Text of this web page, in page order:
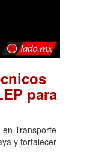
para
en Transporte
y fortalecer